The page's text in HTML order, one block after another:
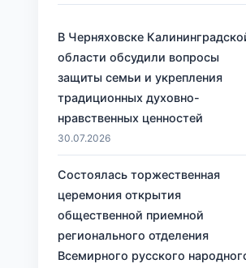
В Черняховске
области обсудили вопросы
защиты семьи и укрепления
традиционных духовно-
нравственных ценностей
30.07.2026
Состоялась торжественная
церемония открытия
общественной приемной
регионального отделения
Всемирного русского